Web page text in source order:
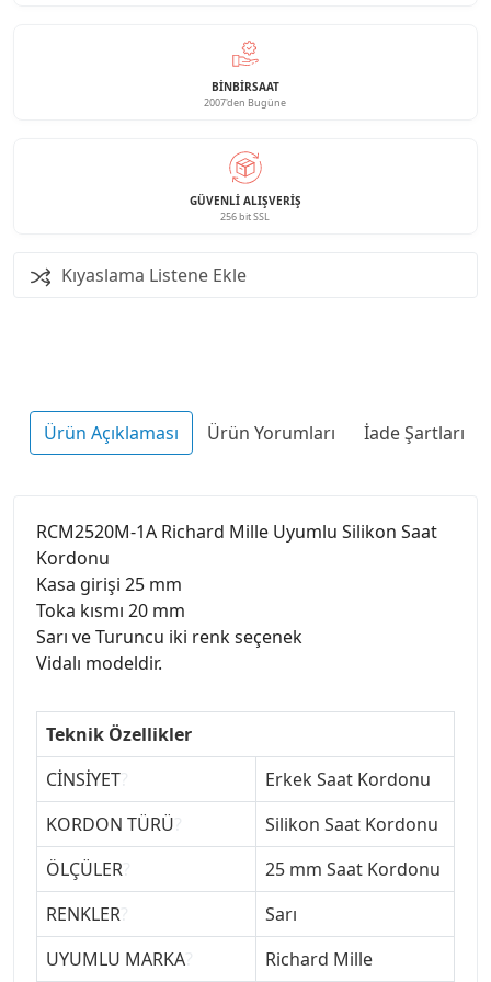
BINBIRSAAT
2007'den Bugüne
GÜVENLI ALIŞVERIŞ
256 bit SSL
Kıyaslama Listene Ekle
Ürün Açıklaması Ürün Yorumları İade Şartları
RCM2520M-1A Richard Mille Uyumlu Silikon Saat
Kordonu
Kasa girişi 25 mm
Toka kısmı 20 mm
Sarı ve Turuncu iki renk seçenek
Vidalı modeldir.
Teknik Özellikler
CİNSİYET
Erkek Saat Kordonu
KORDON TÜRÜ
Silikon Saat Kordonu
ÖLÇÜLER
25 mm Saat Kordonu
RENKLER
Sarı
UYUMLU MARKA
Richard Mille